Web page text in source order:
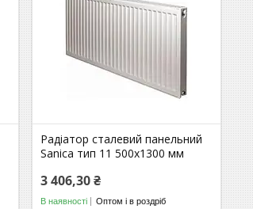
Радіатор сталевий панельний
Sanica тип 11 500х1300 мм
3 406,30 ₴
В наявності Оптом і в роздріб